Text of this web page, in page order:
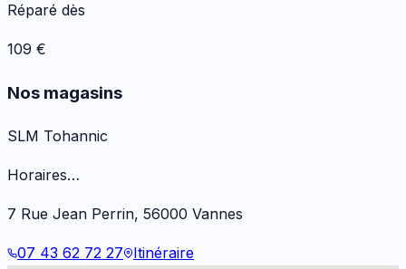
Réparé dès
109 €
Nos magasins
SLM Tohannic
Horaires…
7 Rue Jean Perrin, 56000 Vannes
07 43 62 72 27 Itinéraire